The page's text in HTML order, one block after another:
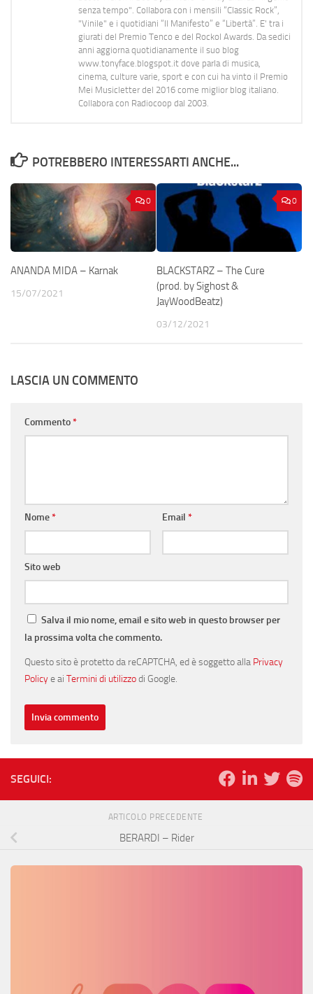
senza tempo". Collabora con i mensili “Classic Rock”,
"Vinile" e i quotidiani “Il Manifesto” e “Libertà”. E' tra i
giurati del Premio Tenco e del Rockol Awards. Da sedici
anni aggiorna quotidianamente il suo blog
www.tonyface.blogspot.it dove parla di musica,
cinema, culture varie, sport e con cui ha vinto il Premio
Mei Musicletter del 2016 come miglior blog italiano.
Collabora con Radiocoop dal 2003.
POTREBBERO INTERESSARTI ANCHE...
0
ANANDA MIDA – Karnak
15/07/2021
0
BLACKSTARZ – The Cure
(prod. by Sighost &
JayWoodBeatz)
03/12/2021
LASCIA UN COMMENTO
Commento*
Nome* Email *
Sito web
Salva il mio nome, email e sito web in questo browser per
la prossima volta che commento.
Questo sito è protetto da reCAPTCHA, ed è soggetto alla Privacy
Policye ai Termini di utilizzodi Google.
SEGUICI:
ARTICOLO PRECEDENTE
BERARDI – Rider